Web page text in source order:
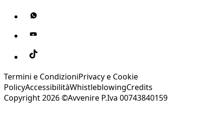
Termini e CondizioniPrivacy e Cookie
PolicyAccessibilitàWhistleblowingCredits
Copyright 2026 ©Avvenire P.Iva 00743840159